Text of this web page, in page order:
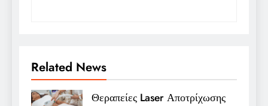
Related News
Θεραπείες Laser Αποτρίχωσης